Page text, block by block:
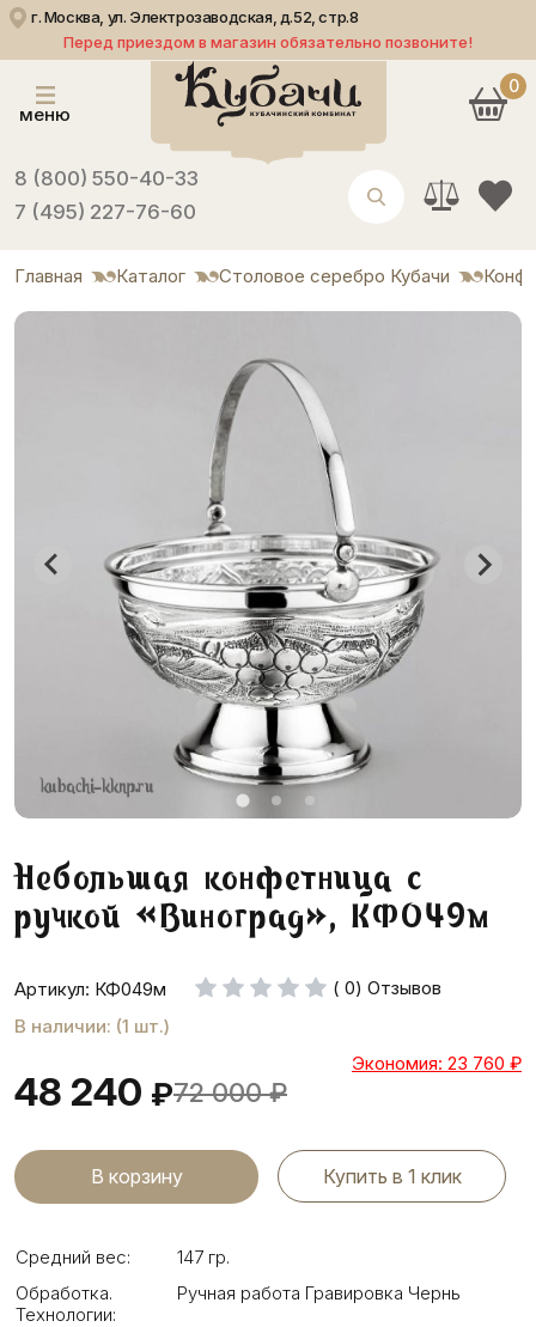
г. Москва, ул. Электрозаводская, д.52, стр.8
Перед приездом в магазин обязательно позвоните!
меню
8 (800) 550-40-33
7 (495) 227-76-60
0
Главная Каталог Столовое серебро Кубачи
Небольшая конфетница с
ручкой «Виноград», КФ049м
Артикул: КФ049м
( 0) Отзывов
В наличии: (1 шт.)
48 240 ₽72 000 ₽
Экономия: 23 760 ₽
Купить в 1 клик
Средний вес:
147 гр.
Обработка.
Технологии:
Ручная работа Гравировка Чернь